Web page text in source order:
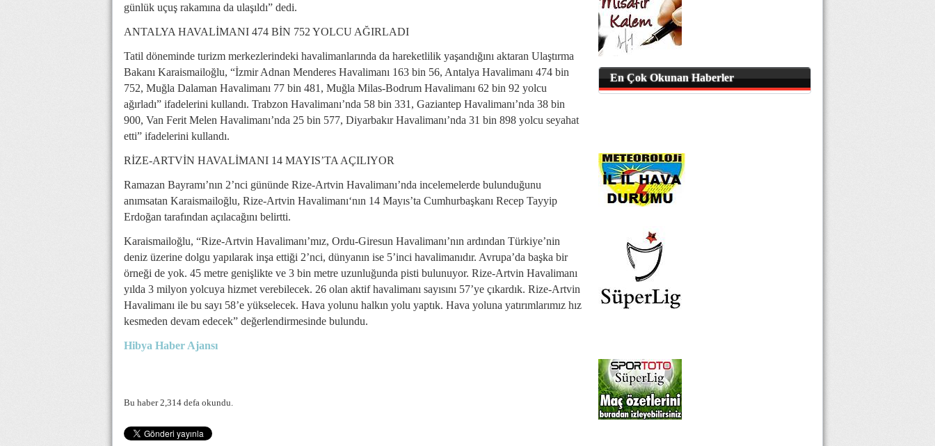
günlük uçuş rakamına da ulaşıldı” dedi.
ANTALYA HAVALİMANI 474 BİN 752 YOLCU AĞIRLADI
Tatil döneminde turizm merkezlerindeki havalimanlarında da hareketlilik yaşandığını aktaran Ulaştırma
Bakanı Karaismailoğlu, “İzmir Adnan Menderes Havalimanı 163 bin 56, Antalya Havalimanı 474 bin
752, Muğla Dalaman Havalimanı 77 bin 481, Muğla Milas-Bodrum Havalimanı 62 bin 92 yolcu
ağırladı” ifadelerini kullandı. Trabzon Havalimanı’nda 58 bin 331, Gaziantep Havalimanı’nda 38 bin
900, Van Ferit Melen Havalimanı’nda 25 bin 577, Diyarbakır Havalimanı’nda 31 bin 898 yolcu seyahat
etti” ifadelerini kullandı.
RİZE-ARTVİN HAVALİMANI 14 MAYIS’TA AÇILIYOR
Ramazan Bayramı’nın 2’nci gününde Rize-Artvin Havalimanı’nda incelemelerde bulunduğunu
anımsatan Karaismailoğlu, Rize-Artvin Havalimanı‘nın 14 Mayıs’ta Cumhurbaşkanı Recep Tayyip
Erdoğan tarafından açılacağını belirtti.
Karaismailoğlu, “Rize-Artvin Havalimanı’mız, Ordu-Giresun Havalimanı’nın ardından Türkiye’nin
deniz üzerine dolgu yapılarak inşa ettiği 2’nci, dünyanın ise 5’inci havalimanıdır. Avrupa’da başka bir
örneği de yok. 45 metre genişlikte ve 3 bin metre uzunluğunda pisti bulunuyor. Rize-Artvin Havalimanı
yılda 3 milyon yolcuya hizmet verebilecek. 26 olan aktif havalimanı sayısını 57’ye çıkardık. Rize-Artvin
Havalimanı ile bu sayı 58’e yükselecek. Hava yolunu halkın yolu yaptık. Hava yoluna yatırımlarımız hız
kesmeden devam edecek” değerlendirmesinde bulundu.
Hibya Haber Ajansı
Bu haber 2,314 defa okundu.
En Çok Okunan Haberler